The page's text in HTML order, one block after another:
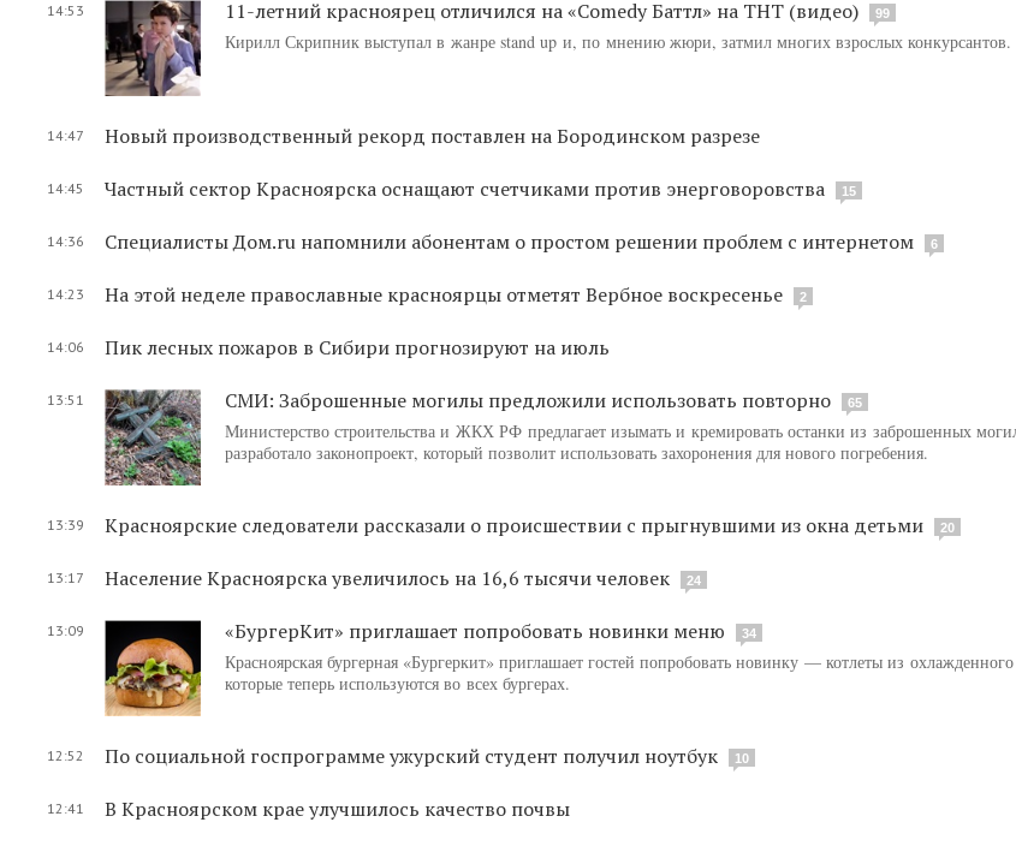
14:53 11-летний красноярец отличился на «Comedy Баттл» на ТНТ (видео) 99
Кирилл Скрипник выступал в жанре stand up и, по мнению жюри, затмил многих взрослых конкурсантов.
14:47 Новый производственный рекорд поставлен на Бородинском разрезе
14:45 Частный сектор Красноярска оснащают счетчиками против энерговоровства 15
14:36 Специалисты Дом.ru напомнили абонентам о простом решении проблем с интернетом 6
14:23 На этой неделе православные красноярцы отметят Вербное воскресенье 2
14:06 Пик лесных пожаров в Сибири прогнозируют на июль
13:51 СМИ: Заброшенные могилы предложили использовать повторно 65
Министерство строительства и ЖКХ РФ предлагает изымать и кремировать останки из заброшенных
разработало законопроект, который позволит использовать захоронения для нового погребения.
13:39 Красноярские следователи рассказали о происшествии с прыгнувшими из окна детьми 20
13:17 Население Красноярска увеличилось на 16,6 тысячи человек 24
13:09 «БургерКит» приглашает попробовать новинки меню 34
Красноярская бургерная «Бургеркит» приглашает гостей попробовать новинку — котлеты из
которые теперь используются во всех бургерах.
12:52 По социальной госпрограмме ужурский студент получил ноутбук 10
12:41 В Красноярском крае улучшилось качество почвы